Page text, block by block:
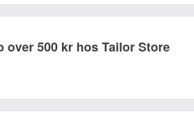
500 kr hos Tailor Store